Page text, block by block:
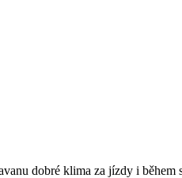
dobré klima za jízdy i během